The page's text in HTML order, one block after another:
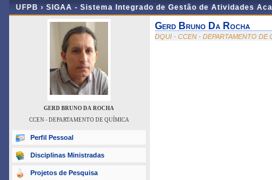
UFPB › SIGAA - Sistema Integrado de Gestão de Atividades
GERD BRUNO DA ROCHA
CCEN - DEPARTAMENTO DE QUÍMICA
Perfil Pessoal
Disciplinas Ministradas
Projetos de Pesquisa
Gerd Bruno Da Rocha
DQUI - CCEN - DEPARTAMENTO DE